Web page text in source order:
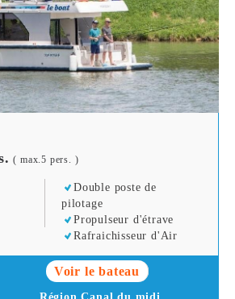
( max.5 pers. )
Double poste de
pilotage
Propulseur d'étrave
Rafraichisseur d'Air
Voir le bateau